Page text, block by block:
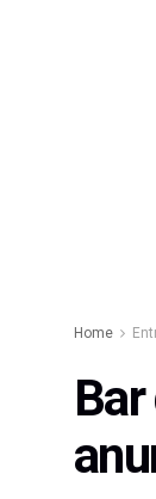
Home